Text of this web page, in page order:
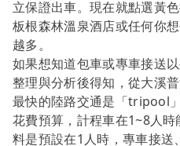
立保證出車。現在就點選黃
板根森林溫泉酒店或任何你
越多。
如果想知道包車或專車接送
整理與分析後得知，從大溪
最快的陸路交通是「tripool
花費預算，計程車在1~8人
料是預設在1人時，專車接